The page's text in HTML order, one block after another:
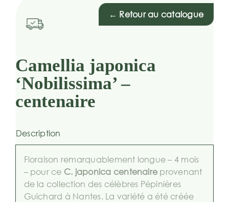
← Retour au catalogue
Camellia japonica
‘Nobilissima’ –
centenaire
Description
Floraison remarquablement longue – 4 mois
– pour ce C. japonica centenaire provenant
de la collection des célèbres Pépinières
Guichard à Nantes. La variété a été créée